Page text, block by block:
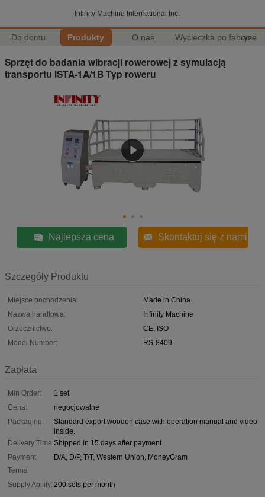
Infinity Machine International Inc.
Do domu Produkty O nas Wycieczka po fabryce
>>
Sprzęt do badania wibracji rowerowej z symulacją
transportu ISTA-1A/1B Typ roweru
Najlepsza cena Skontaktuj się z nami
Szczegóły Produktu
Miejsce pochodzenia:
Made in China
Nazwa handlowa:
Infinity Machine
Orzecznictwo:
CE, ISO
Model Number:
RS-8409
Zapłata
Min Order:
1 set
Cena:
negocjowalne
Packaging:
Standard export wooden case with operation manual and video
inside.
Delivery Time:Shipped in 15 days after payment
Payment
Terms:
D/A, D/P, T/T, Western Union, MoneyGram
Supply Ability: 200 sets per month